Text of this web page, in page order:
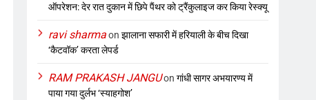
ऑपरेशन: देर रात दुकान में छिपे पैंथर को ट्रैंकुलाइज कर किया रेस्क्यू
ravi sharmaonझालाना सफारी में हरियाली के बीच दिखा
‘कैटवॉक’ करता लेपर्ड
RAM PRAKASH JANGUonगांधी सागर अभयारण्य में
पाया गया दुर्लभ ‘स्याहगोश’